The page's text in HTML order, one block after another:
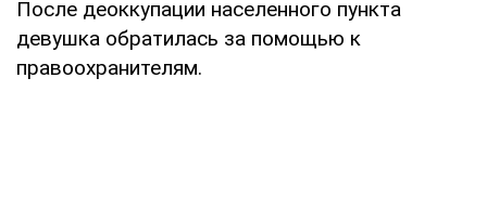
После деоккупации населенного пункта
девушка обратилась за помощью к
правоохранителям.